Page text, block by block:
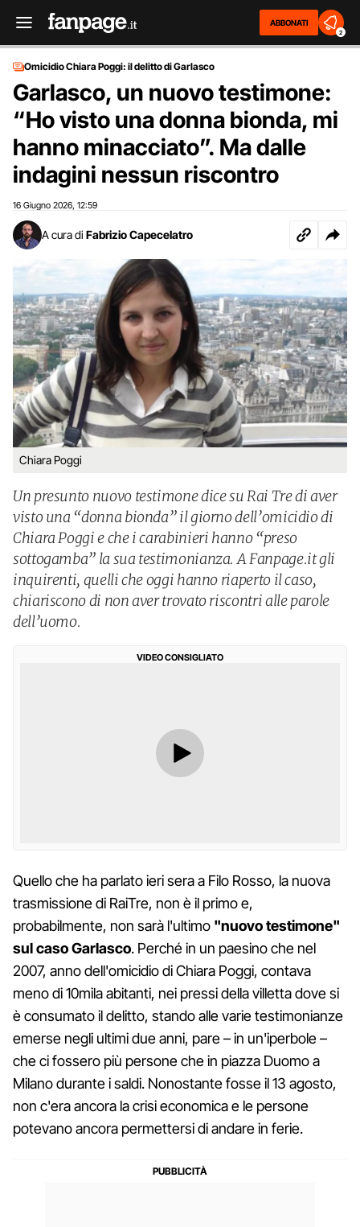
ABBONATI
2
Omicidio Chiara Poggi: il delitto di Garlasco
Garlasco, un nuovo testimone:
“Ho visto una donna bionda, mi
hanno minacciato”. Ma dalle
indagini nessun riscontro
16 Giugno 2026 12:59
A cura di Fabrizio Capecelatro
Chiara Poggi
Un presunto nuovo testimone dice su Rai Tre di aver
visto una “donna bionda” il giorno dell’omicidio di
Chiara Poggi e che i carabinieri hanno “preso
sottogamba” la sua testimonianza. A Fanpage.it gli
inquirenti, quelli che oggi hanno riaperto il caso,
chiariscono di non aver trovato riscontri alle parole
dell’uomo.
VIDEO CONSIGLIATO
Quello che ha parlato ieri sera a Filo Rosso, la nuova
trasmissione di RaiTre, non è il primo e,
probabilmente, non sarà l'ultimo "nuovo testimone"
sul caso Garlasco. Perché in un paesino che nel
2007, anno dell'omicidio di Chiara Poggi, contava
meno di 10mila abitanti, nei pressi della villetta dove si
è consumato il delitto, stando alle varie testimonianze
emerse negli ultimi due anni, pare – in un'iperbole –
che ci fossero più persone che in piazza Duomo a
Milano durante i saldi. Nonostante fosse il 13 agosto,
non c'era ancora la crisi economica e le persone
potevano ancora permettersi di andare in ferie.